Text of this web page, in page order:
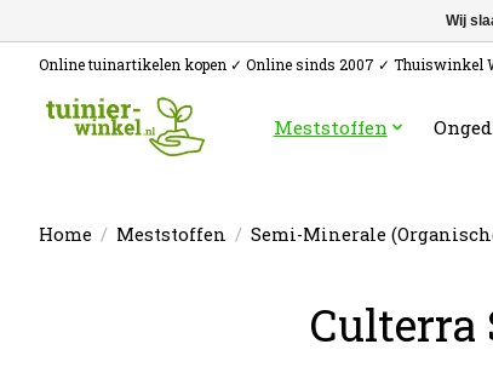
Online tuinartikelen kopen ✓ Online sinds 2007 ✓ Thuiswinkel
Meststoffen
Home / Meststoffen / Semi-Minerale
Culterra
Wij